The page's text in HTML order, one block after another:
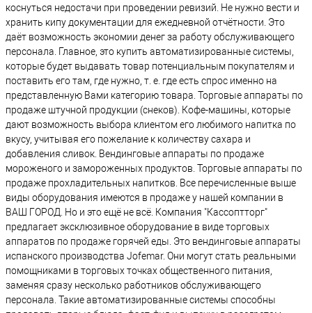
коснуться недостачи при проведении ревизий. Не нужно вести и
хранить кипу документации для ежедневной отчётности. Это
даёт возможность экономии денег за работу обслуживающего
персонала. Главное, это купить автоматизированные системы,
которые будет выдавать товар потенциальным покупателям и
поставить его там, где нужно, т. е. где есть спрос именно на
представленную Вами категорию товара. Торговые аппараты по
продаже штучной продукции (снеков). Кофе-машины, которые
дают возможность выбора клиентом его любимого напитка по
вкусу, учитывая его пожелание к количеству сахара и
добавления сливок. Вендинговые аппараты по продаже
мороженого и замороженных продуктов. Торговые аппараты по
продаже прохладительных напитков. Все перечисленные выше
виды оборудования имеются в продаже у нашей компании в
ВАШ ГОРОД. Но и это ещё не всё. Компания "Кассоптторг"
предлагает эксклюзивное оборудование в виде торговых
аппаратов по продаже горячей еды. Это вендинговые аппараты
испанского производства Jofemar. Они могут стать реальными
помощниками в торговых точках общественного питания,
заменяя сразу несколько работников обслуживающего
персонала. Такие автоматизированные системы способны